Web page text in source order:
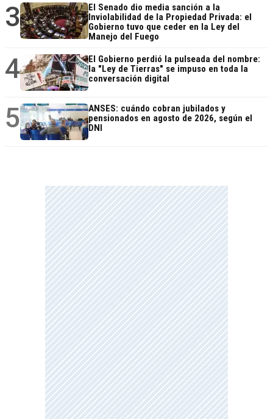
3
El Senado dio media sanción a la
Inviolabilidad de la Propiedad Privada: el
Gobierno tuvo que ceder en la Ley del
Manejo del Fuego
4
El Gobierno perdió la pulseada del nombre:
la "Ley de Tierras" se impuso en toda la
conversación digital
5
ANSES: cuándo cobran jubilados y
pensionados en agosto de 2026, según el
DNI